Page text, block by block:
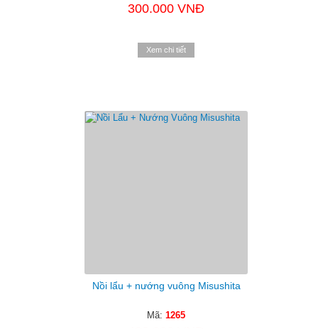
300.000 VNĐ
Xem chi tiết
Nồi lẩu + nướng vuông Misushita
Mã: 1265